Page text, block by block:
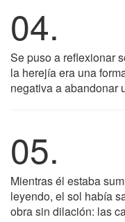
04.
Se puso a reflexionar
la herejía era una
negativa a abandonar
05.
Mientras él estaba
leyendo, el sol había
obra sin dilación: las